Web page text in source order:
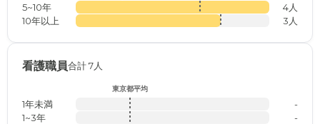
5~10年
4人
10年以上
3人
看護職員合計 7人
東京都平均
1年未満
-
1~3年
-